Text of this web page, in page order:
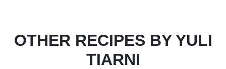
OTHER RECIPES BY YULI
TIARNI